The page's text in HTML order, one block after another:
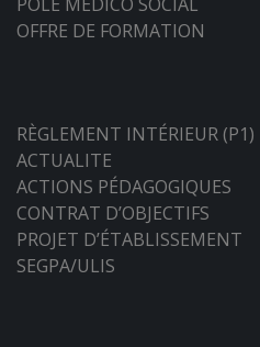
OFFRE DE FORMATION
RÈGLEMENT INTÉRIEUR (P1)
ACTUALITE
ACTIONS PÉDAGOGIQUES
CONTRAT D’OBJECTIFS
PROJET D’ÉTABLISSEMENT
SEGPA/ULIS